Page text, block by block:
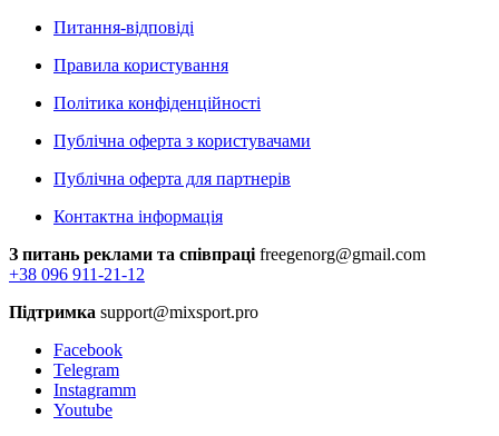
Питання-відповіді
Правила користування
Політика конфіденційності
Публічна оферта з користувачами
Публічна оферта для партнерів
Контактна інформація
З питань реклами та співпраці freegenorg@gmail.com
+38 096 911-21-12
Підтримка support@mixsport.pro
Facebook
Telegram
Instagramm
Youtube